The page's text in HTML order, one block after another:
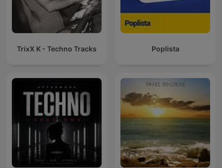
TrixX K - Techno Tracks Poplista